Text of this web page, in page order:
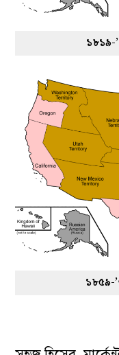
১৮১৯-
১৮৫৯-